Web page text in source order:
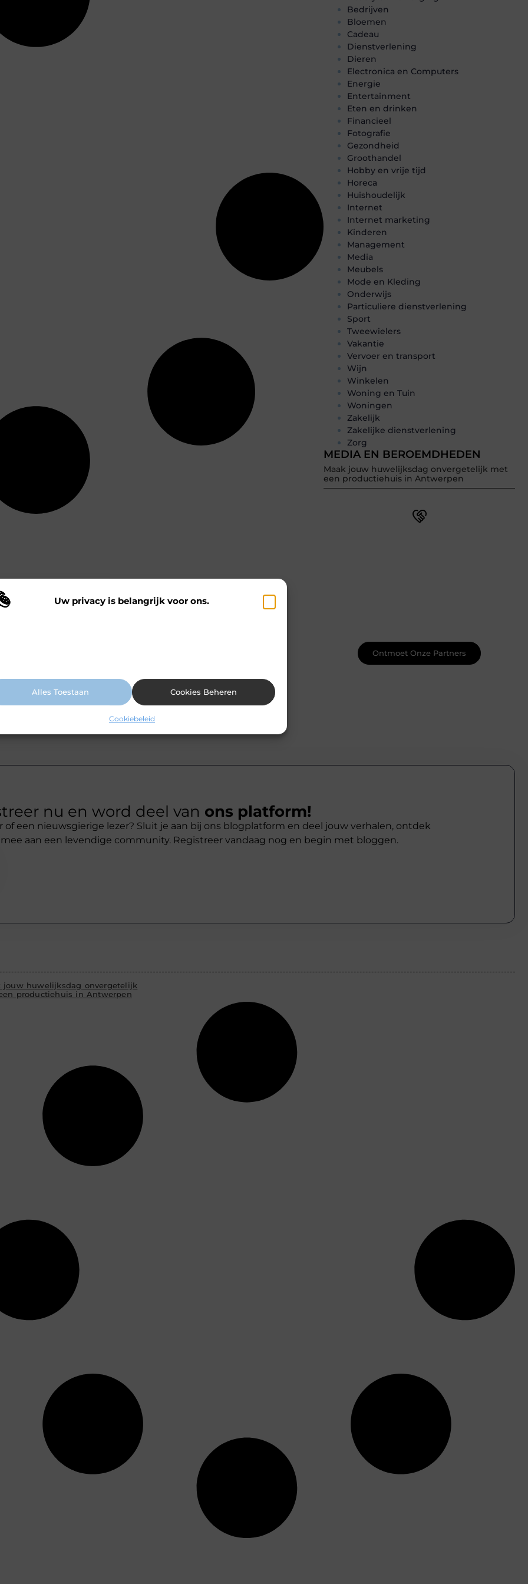
Uw privacy is belangrijk voor ons.
Alles Toestaan Cookies Beheren
Cookiebeleid
Bedrijven
Bloemen
Cadeau
Dienstverlening
Dieren
Electronica en Computers
Energie
Entertainment
Eten en drinken
Financieel
Fotografie
Gezondheid
Groothandel
Hobby en vrije tijd
Horeca
Huishoudelijk
Internet
Internet marketing
Kinderen
Management
Media
Meubels
Mode en Kleding
Onderwijs
Particuliere dienstverlening
Sport
Tweewielers
Vakantie
Vervoer en transport
Wijn
Winkelen
Woning en Tuin
Woningen
Zakelijk
Zakelijke dienstverlening
Zorg
MEDIA EN BEROEMDHEDEN
Maak jouw huwelijksdag onvergetelijk met
een productiehuis in Antwerpen
Ontmoet Onze Partners
nu en word deel van ons platform!
of een nieuwsgierige lezer? Sluit je aan bij ons blogplatform en deel jouw verhalen, ontdek
aan een levendige community. Registreer vandaag nog en begin met bloggen.
jouw huwelijksdag onvergetelijk
productiehuis in Antwerpen